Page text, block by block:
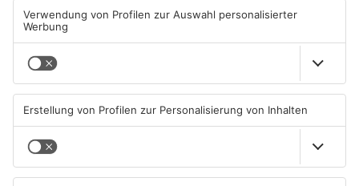
Gute Nachrichten für Pendler
im Main-Kinzig-Kreis und in
06.08.2026, 11:33 UHR IN MAIN-
KINZIG-KREIS
Wächtersbacher
Schwimmbad bleibt heute
05.08.2026, 07:31 UHR IN MAIN-
KINZIG-KREIS